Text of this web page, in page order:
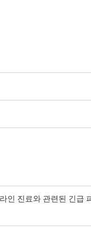
진료와 관련된 긴급